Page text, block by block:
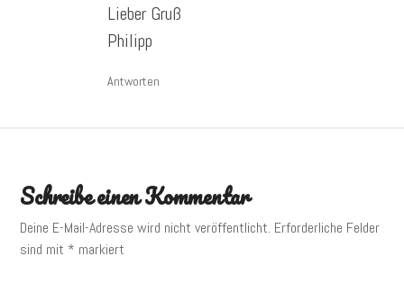
Lieber Gruß
Philipp
Antworten
Schreibe einen Kommentar
Deine E-Mail-Adresse wird nicht veröffentlicht. Erforderliche Felder
sind mit * markiert